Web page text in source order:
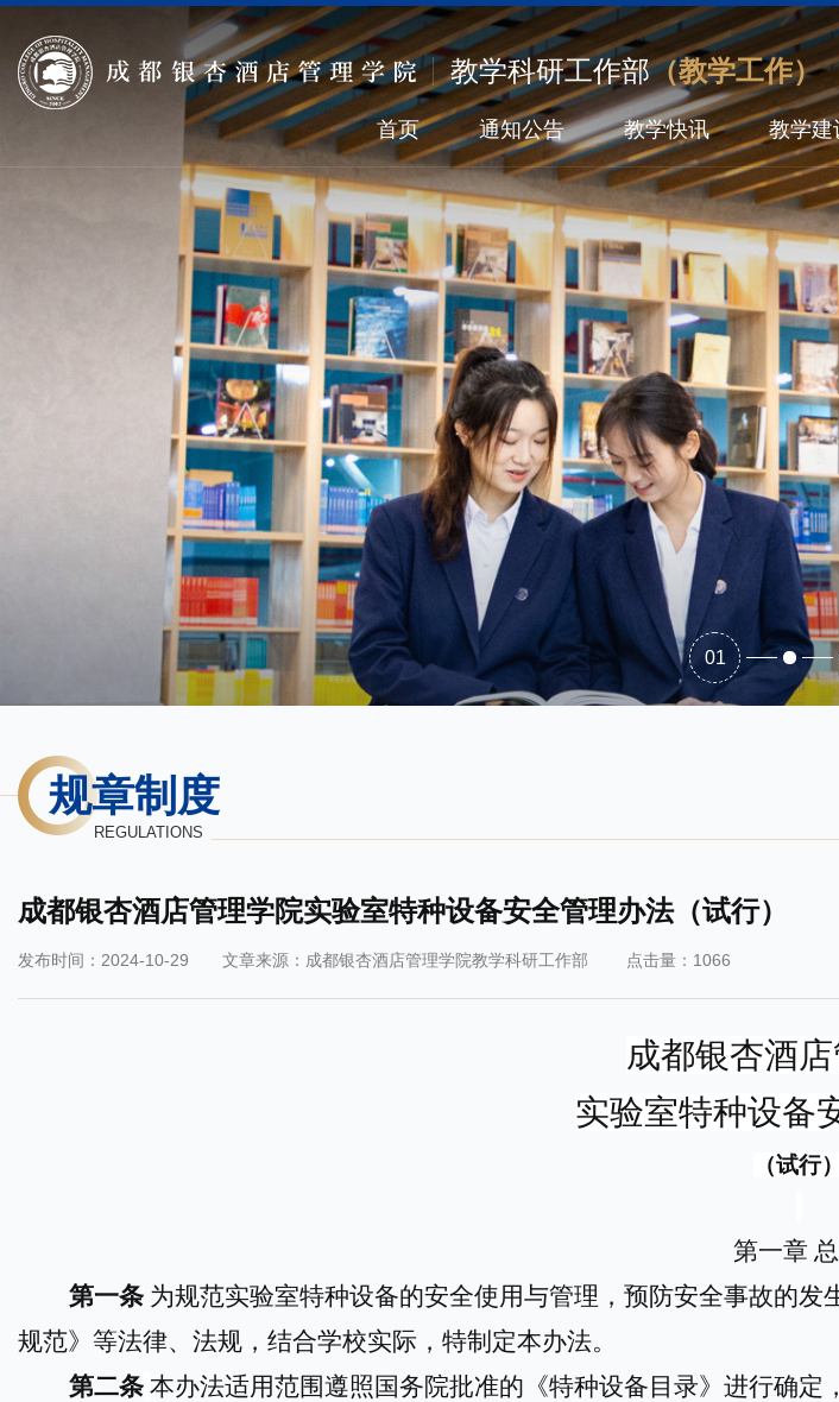
教学科研工作部（教学工作）
首页 通知公告 教学快讯 教学建
01
规章制度
REGULATIONS
成都银杏酒店管理学院实验室特种设备安全管理办法（试行）
发布时间：2024-10-29 文章来源：成都银杏酒店管理学院教学科研工作部 点击量：1066
成都银杏酒
实验室特种设备
（试行）
第一章
第一条 为规范实验室特种设备的安全使用与管理，预防安全事故的
规范》等法律、法规，结合学校实际，特制定本办法。
第二条 本办法适用范围遵照国务院批准的《特种设备目录》进行确定